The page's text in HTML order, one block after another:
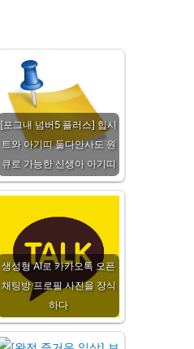
[포그내 넘버5 플러스] 힙시
트와 아기띠 둘다안사도 원
큐로 가능한 신생아 아기띠
생성형 AI로 카카오톡 오픈
채팅방 프로필 사진을 장식
하다